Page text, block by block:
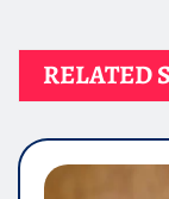
RELATED